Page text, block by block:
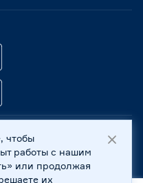
, 236029, г. Калининград,
КПП 390601001 ©
чтобы
работы с нашим
или продолжая
их